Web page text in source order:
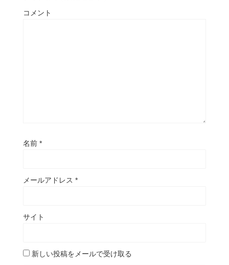
コメント
名前 *
メールアドレス *
サイト
新しい投稿をメールで受け取る